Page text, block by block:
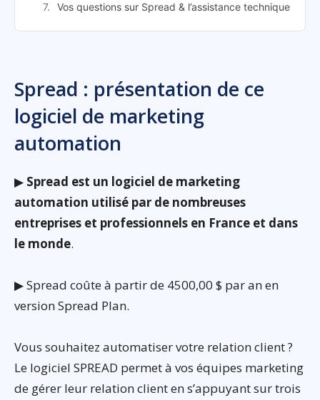
Vos questions sur Spread & l’assistance technique
Spread : présentation de ce
logiciel de marketing
automation
▶ Spread est un logiciel de marketing
automation utilisé par de nombreuses
entreprises et professionnels en France et dans
le monde.
▶ Spread coûte à partir de 4500,00 $ par an en
version Spread Plan.
Vous souhaitez automatiser votre relation client ?
Le logiciel SPREAD permet à vos équipes marketing
de gérer leur relation client en s’appuyant sur trois